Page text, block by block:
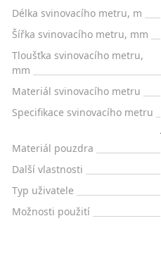
Délka svinovacího metru, m
Šířka svinovacího metru, mm
Tloušťka svinovacího metru,
mm
Materiál svinovacího metru
Specifikace svinovacího metru
Materiál pouzdra
Další vlastnosti
Typ uživatele
Možnosti použití